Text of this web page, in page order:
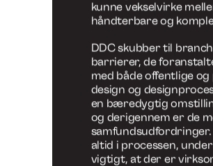
Men hvad er designs
designeres rolle og
omstilling?”
Designfaget er god til
komplekse processer
det kendskab til krav,
men også forståelse
kunne vekselvirke
håndterbare og